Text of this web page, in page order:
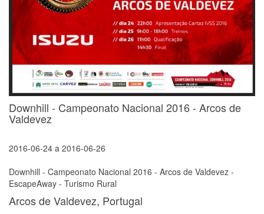
Downhill - Campeonato Nacional 2016 - Arcos de
Valdevez
2016-06-24 a 2016-06-26
Downhill - Campeonato Nacional 2016 - Arcos de Valdevez -
EscapeAway - Turismo Rural
Arcos de Valdevez, Portugal